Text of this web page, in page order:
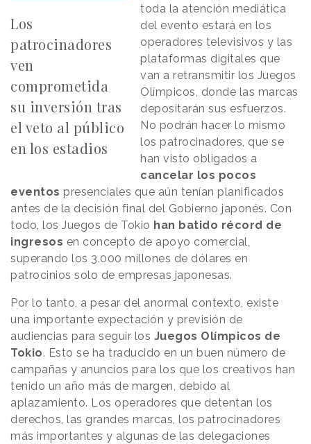
Los
patrocinadores
ven
comprometida
su inversión tras
el veto al público
en los estadios
toda la atención mediática
del evento estará en los
operadores televisivos y las
plataformas digitales que
van a retransmitir los Juegos
Olímpicos, donde las marcas
depositarán sus esfuerzos.
No podrán hacer lo mismo
los patrocinadores, que se
han visto obligados a
cancelar los pocos
eventos presenciales que aún tenían planificados
antes de la decisión final del Gobierno japonés. Con
todo, los Juegos de Tokio han batido récord de
ingresos en concepto de apoyo comercial,
superando los 3.000 millones de dólares en
patrocinios solo de empresas japonesas.
Por lo tanto, a pesar del anormal contexto, existe
una importante expectación y previsión de
audiencias para seguir los Juegos Olímpicos de
Tokio. Esto se ha traducido en un buen número de
campañas y anuncios para los que los creativos han
tenido un año más de margen, debido al
aplazamiento. Los operadores que detentan los
derechos, las grandes marcas, los patrocinadores
más importantes y algunas de las delegaciones